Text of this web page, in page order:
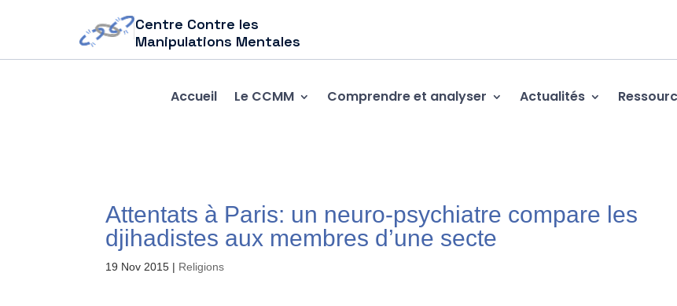
Centre Contre les
Manipulations Mentales
Accueil Le CCMM Comprendre et analyser Actualités
Attentats à Paris: un neuro-psychiatre compare les
djihadistes aux membres d’une secte
19 Nov 2015 | Religions